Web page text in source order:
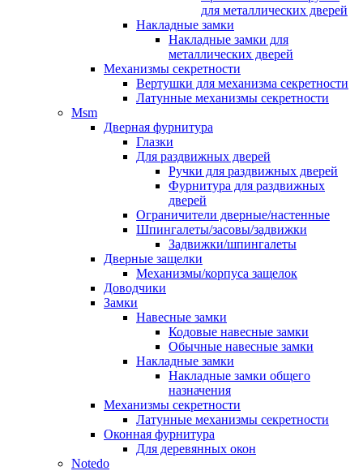
для металлических дверей
Накладные замки
Накладные замки для
металлических дверей
Механизмы секретности
Вертушки для механизма секретности
Латунные механизмы секретности
Msm
Дверная фурнитура
Глазки
Для раздвижных дверей
Ручки для раздвижных дверей
Фурнитура для раздвижных
дверей
Ограничители дверные/настенные
Шпингалеты/засовы/задвижки
Задвижки/шпингалеты
Дверные защелки
Механизмы/корпуса защелок
Доводчики
Замки
Навесные замки
Кодовые навесные замки
Обычные навесные замки
Накладные замки
Накладные замки общего
назначения
Механизмы секретности
Латунные механизмы секретности
Оконная фурнитура
Для деревянных окон
Notedo